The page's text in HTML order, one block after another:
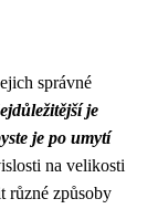
správné
je
je po umytí
na velikosti
různé způsoby